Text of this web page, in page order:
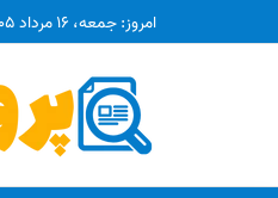
امروز: جمعه، ۱۶ مرداد ۱۴۰۵